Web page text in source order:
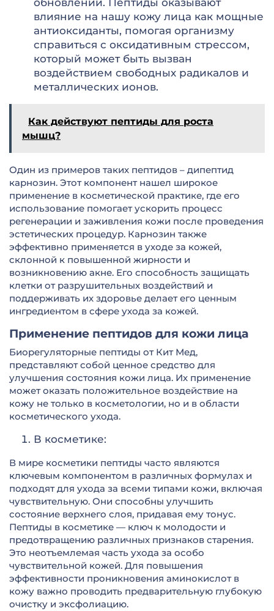
обновлении. Пептиды оказывают
влияние на нашу кожу лица как мощные
антиоксиданты, помогая организму
справиться с оксидативным стрессом,
который может быть вызван
воздействием свободных радикалов и
металлических ионов.
Как действуют пептиды для роста
мышц?
Один из примеров таких пептидов – дипептид
карнозин. Этот компонент нашел широкое
применение в косметической практике, где его
использование помогает ускорить процесс
регенерации и заживления кожи после проведения
эстетических процедур. Карнозин также
эффективно применяется в уходе за кожей,
склонной к повышенной жирности и
возникновению акне. Его способность защищать
клетки от разрушительных воздействий и
поддерживать их здоровье делает его ценным
ингредиентом в сфере ухода за кожей.
Применение пептидов для кожи лица
Биорегуляторные пептиды от Кит Мед,
представляют собой ценное средство для
улучшения состояния кожи лица. Их применение
может оказать положительное воздействие на
кожу не только в косметологии, но и в области
косметического ухода.
В косметике:
В мире косметики пептиды часто являются
ключевым компонентом в различных формулах и
подходят для ухода за всеми типами кожи, включая
чувствительную. Они способны улучшить
состояние верхнего слоя, придавая ему тонус.
Пептиды в косметике — ключ к молодости и
предотвращению различных признаков старения.
Это неотъемлемая часть ухода за особо
чувствительной кожей. Для повышения
эффективности проникновения аминокислот в
кожу важно проводить предварительную глубокую
очистку и эксфолиацию.